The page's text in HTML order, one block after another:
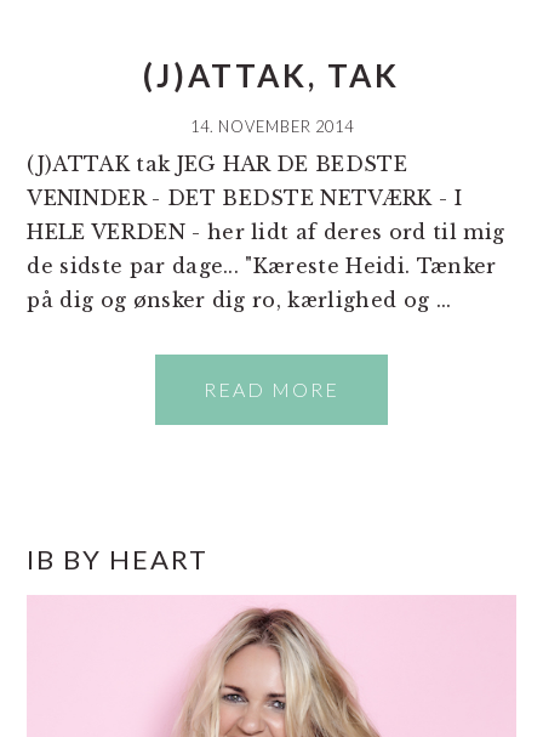
(J)ATTAK, TAK
14. NOVEMBER 2014
(J)ATTAK tak JEG HAR DE BEDSTE
VENINDER - DET BEDSTE NETVÆRK - I
HELE VERDEN - her lidt af deres ord til mig
de sidste par dage... "Kæreste Heidi. Tænker
på dig og ønsker dig ro, kærlighed og ...
READ MORE
SIDEBAR
IB BY HEART